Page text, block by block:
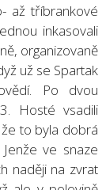
až tříbrankové
inkasovali
organizovaně
už se Spartak
Po dvou
Hosté vsadili
to byla dobrá
ve snaze
naději na zvrat